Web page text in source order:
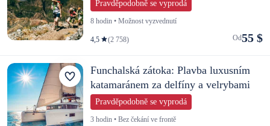
Pravděpodobně se vyprodá
8 hodin • Možnost vyzvednutí
4,5 (2 758) Od55 $
Funchalská zátoka: Plavba luxusním
katamaránem za delfíny a velrybami
Pravděpodobně se vyprodá
3 hodin • Bez čekání ve frontě